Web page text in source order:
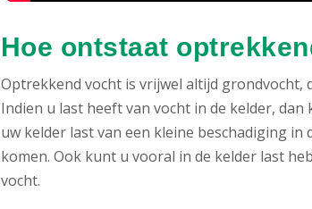
Hoe ontstaat
Optrekkend vocht is vrijwel altijd
Indien u last heeft van vocht in de kelder,
uw kelder last van een kleine beschadiging
komen. Ook kunt u vooral in de kelder last
vocht.